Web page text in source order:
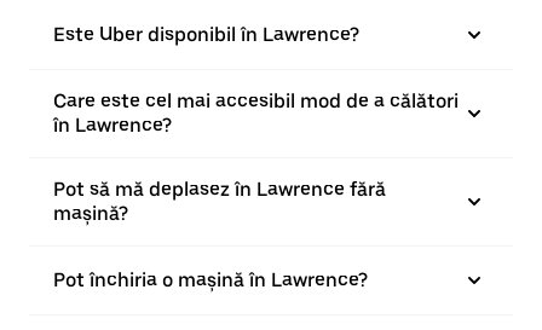
Este Uber disponibil în Lawrence?
Care este cel mai accesibil mod de a călători
în Lawrence?
Pot să mă deplasez în Lawrence fără
mașină?
Pot închiria o mașină în Lawrence?